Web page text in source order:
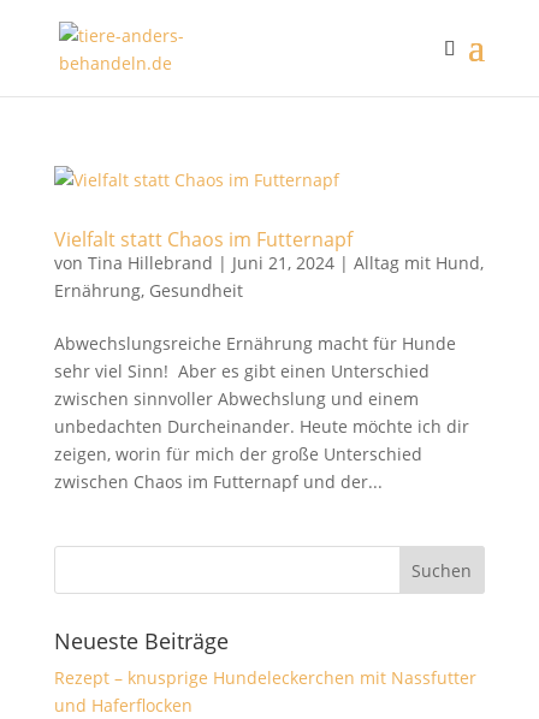
Vielfalt statt Chaos im Futternapf
von Tina Hillebrand | Juni 21, 2024| Alltag mit Hund,
Ernährung, Gesundheit
Abwechslungsreiche Ernährung macht für Hunde
sehr viel Sinn! Aber es gibt einen Unterschied
zwischen sinnvoller Abwechslung und einem
unbedachten Durcheinander. Heute möchte ich dir
zeigen, worin für mich der große Unterschied
zwischen Chaos im Futternapf und der...
Neueste Beiträge
Rezept – knusprige Hundeleckerchen mit Nassfutter
und Haferflocken